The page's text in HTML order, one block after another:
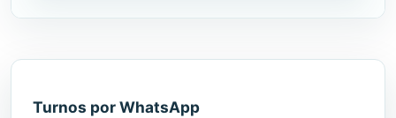
Turnos por WhatsApp